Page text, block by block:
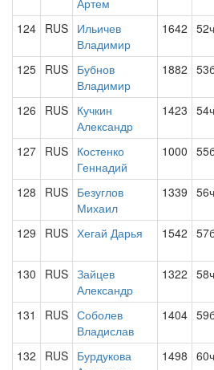
Артем
124 RUS Ильичев
Владимир
1642
125 RUS Бубнов
Владимир
1882
126 RUS Кучкин
Александр
1423
127 RUS Костенко
Геннадий
1000
128 RUS Безуглов
Михаил
1339
129 RUS Хегай Дарья 1542
130 RUS Зайцев
Александр
1322
131 RUS Соболев
Владислав
1404
132 RUS Бурдукова
1498